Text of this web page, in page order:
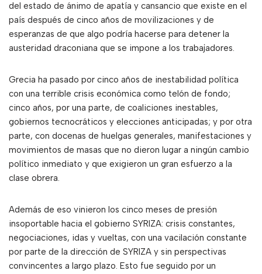
del estado de ánimo de apatía y cansancio que existe en el
país después de cinco años de movilizaciones y de
esperanzas de que algo podría hacerse para detener la
austeridad draconiana que se impone a los trabajadores.
Grecia ha pasado por cinco años de inestabilidad política
con una terrible crisis económica como telón de fondo;
cinco años, por una parte, de coaliciones inestables,
gobiernos tecnocráticos y elecciones anticipadas; y por otra
parte, con docenas de huelgas generales, manifestaciones y
movimientos de masas que no dieron lugar a ningún cambio
político inmediato y que exigieron un gran esfuerzo a la
clase obrera.
Además de eso vinieron los cinco meses de presión
insoportable hacia el gobierno SYRIZA: crisis constantes,
negociaciones, idas y vueltas, con una vacilación constante
por parte de la dirección de SYRIZA y sin perspectivas
convincentes a largo plazo. Esto fue seguido por un